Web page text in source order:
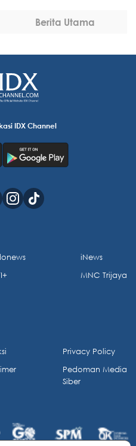
Berita Utama
IDX Channel
iNews
MNC Trijaya
Privacy Policy
Pedoman Media
Siber